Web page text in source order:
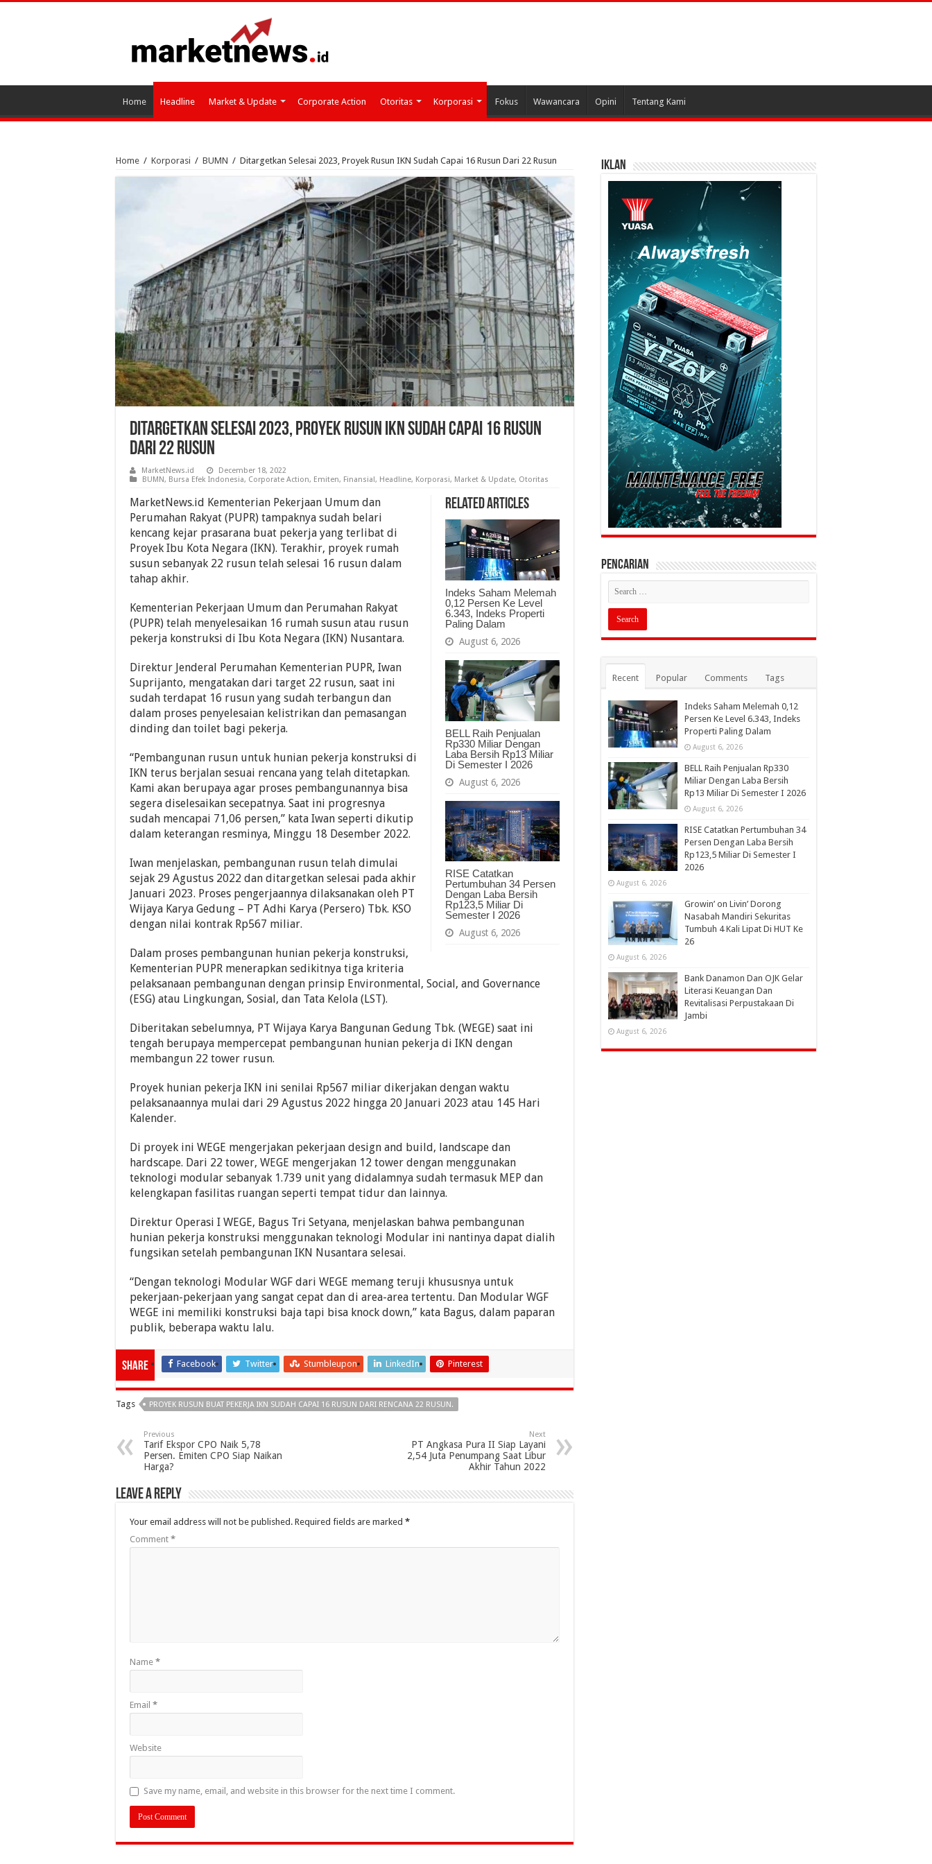
Home Headline Market & Update Corporate Action Otoritas Korporasi Fokus Wawancara Opini Tentang Kami
Home / Korporasi / BUMN / Ditargetkan Selesai 2023, Proyek Rusun IKN Sudah Capai 16 Rusun Dari 22 Rusun
Ditargetkan Selesai 2023, Proyek Rusun IKN Sudah Capai 16 Rusun
Dari 22 Rusun
MarketNews.id
December 18, 2022
BUMN, Bursa Efek Indonesia, Corporate Action, Emiten, Finansial, Headline, Korporasi, Market & Update, Otoritas
Related Articles
Indeks Saham Melemah
0,12 Persen Ke Level
6.343, Indeks Properti
Paling Dalam
August 6, 2026
BELL Raih Penjualan
Rp330 Miliar Dengan
Laba Bersih Rp13 Miliar
Di Semester I 2026
August 6, 2026
RISE Catatkan
Pertumbuhan 34 Persen
Dengan Laba Bersih
Rp123,5 Miliar Di
Semester I 2026
August 6, 2026
MarketNews.id Kementerian Pekerjaan Umum dan
Perumahan Rakyat (PUPR) tampaknya sudah belari
kencang kejar prasarana buat pekerja yang terlibat di
Proyek Ibu Kota Negara (IKN). Terakhir, proyek rumah
susun sebanyak 22 rusun telah selesai 16 rusun dalam
tahap akhir.
Kementerian Pekerjaan Umum dan Perumahan Rakyat
(PUPR) telah menyelesaikan 16 rumah susun atau rusun
pekerja konstruksi di Ibu Kota Negara (IKN) Nusantara.
Direktur Jenderal Perumahan Kementerian PUPR, Iwan
Suprijanto, mengatakan dari target 22 rusun, saat ini
sudah terdapat 16 rusun yang sudah terbangun dan
dalam proses penyelesaian kelistrikan dan pemasangan
dinding dan toilet bagi pekerja.
“Pembangunan rusun untuk hunian pekerja konstruksi di
IKN terus berjalan sesuai rencana yang telah ditetapkan.
Kami akan berupaya agar proses pembangunannya bisa
segera diselesaikan secepatnya. Saat ini progresnya
sudah mencapai 71,06 persen,” kata Iwan seperti dikutip
dalam keterangan resminya, Minggu 18 Desember 2022.
Iwan menjelaskan, pembangunan rusun telah dimulai
sejak 29 Agustus 2022 dan ditargetkan selesai pada akhir
Januari 2023. Proses pengerjaannya dilaksanakan oleh PT
Wijaya Karya Gedung – PT Adhi Karya (Persero) Tbk. KSO
dengan nilai kontrak Rp567 miliar.
Dalam proses pembangunan hunian pekerja konstruksi,
Kementerian PUPR menerapkan sedikitnya tiga kriteria
pelaksanaan pembangunan dengan prinsip Environmental, Social, and Governance
(ESG) atau Lingkungan, Sosial, dan Tata Kelola (LST).
Diberitakan sebelumnya, PT Wijaya Karya Bangunan Gedung Tbk. (WEGE) saat ini
tengah berupaya mempercepat pembangunan hunian pekerja di IKN dengan
membangun 22 tower rusun.
Proyek hunian pekerja IKN ini senilai Rp567 miliar dikerjakan dengan waktu
pelaksanaannya mulai dari 29 Agustus 2022 hingga 20 Januari 2023 atau 145 Hari
Kalender.
Di proyek ini WEGE mengerjakan pekerjaan design and build, landscape dan
hardscape. Dari 22 tower, WEGE mengerjakan 12 tower dengan menggunakan
teknologi modular sebanyak 1.739 unit yang didalamnya sudah termasuk MEP dan
kelengkapan fasilitas ruangan seperti tempat tidur dan lainnya.
Direktur Operasi I WEGE, Bagus Tri Setyana, menjelaskan bahwa pembangunan
hunian pekerja konstruksi menggunakan teknologi Modular ini nantinya dapat dialih
fungsikan setelah pembangunan IKN Nusantara selesai.
“Dengan teknologi Modular WGF dari WEGE memang teruji khususnya untuk
pekerjaan-pekerjaan yang sangat cepat dan di area-area tertentu. Dan Modular WGF
WEGE ini memiliki konstruksi baja tapi bisa knock down,” kata Bagus, dalam paparan
publik, beberapa waktu lalu.
Share Facebook Twitter Stumbleupon LinkedIn Pinterest
Tags PROYEK RUSUN BUAT PEKERJA IKN SUDAH CAPAI 16 RUSUN DARI RENCANA 22 RUSUN.
Previous
Tarif Ekspor CPO Naik 5,78
Persen. Emiten CPO Siap Naikan
Harga?
Next
PT Angkasa Pura II Siap Layani
2,54 Juta Penumpang Saat Libur
Akhir Tahun 2022
Leave a Reply
Your email address will not be published. Required fields are marked *
Comment *
Name *
Email *
Website
Save my name, email, and website in this browser for the next time I comment.
IKLAN
PENCARIAN
Recent Popular Comments Tags
Indeks Saham Melemah 0,12
Persen Ke Level 6.343, Indeks
Properti Paling Dalam
August 6, 2026
BELL Raih Penjualan Rp330
Miliar Dengan Laba Bersih
Rp13 Miliar Di Semester I 2026
August 6, 2026
RISE Catatkan Pertumbuhan 34
Persen Dengan Laba Bersih
Rp123,5 Miliar Di Semester I
2026
August 6, 2026
Growin’ on Livin’ Dorong
Nasabah Mandiri Sekuritas
Tumbuh 4 Kali Lipat Di HUT Ke
26
August 6, 2026
Bank Danamon Dan OJK Gelar
Literasi Keuangan Dan
Revitalisasi Perpustakaan Di
Jambi
August 6, 2026